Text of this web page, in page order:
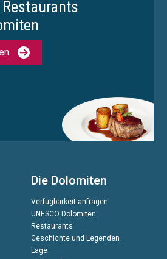
Die Dolomiten
Verfügbarkeit anfragen
UNESCO Dolomiten
Restaurants
Geschichte und Legenden
Lage